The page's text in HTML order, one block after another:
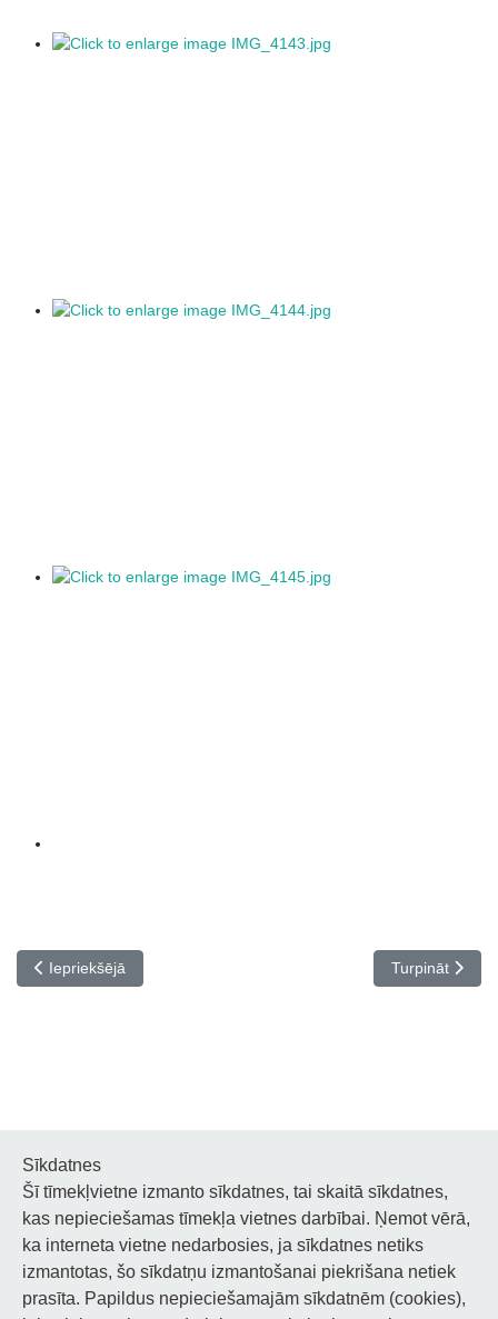
Iepriekšējais raksts: Masku balle
Iepriekšējā Nākamais
Turpināt
Noderīgi
Privātuma politika
Sīkdatņu privātuma politika
Sīkdatnes
Šī tīmekļvietne izmanto sīkdatnes, tai skaitā sīkdatnes,
kas nepieciešamas tīmekļa vietnes darbībai. Ņemot vērā,
ka interneta vietne nedarbosies, ja sīkdatnes netiks
izmantotas, šo sīkdatņu izmantošanai piekrišana netiek
prasīta. Papildus nepieciešamajām sīkdatnēm (cookies),